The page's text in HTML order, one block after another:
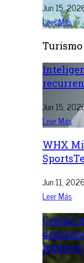
Jun 15,
Leer Más
Jun 15,
Leer Más
WHX
Jun 11, 2026
Leer Más
Crecen
médicos